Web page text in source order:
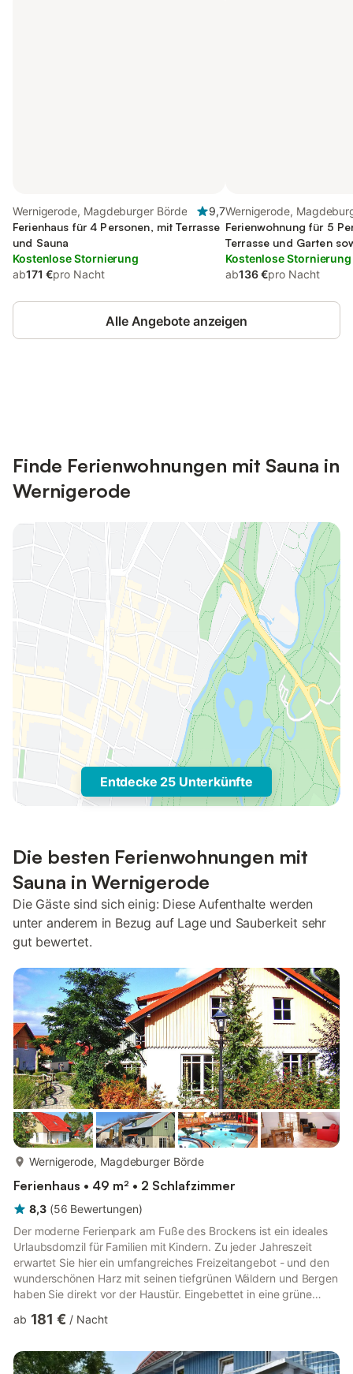
Wernigerode, Magdeburger Börde
9,7
Ferienhaus für 4 Personen, mit Terrasse
und Sauna
Kostenlose Stornierung
ab171 €pro Nacht
Wernigerode,
Ferienwohnung für 5
Terrasse und Garten
Kostenlose Stornierung
ab136 €pro Nacht
Alle Angebote anzeigen
Finde Ferienwohnungen mit Sauna in
Wernigerode
Entdecke 25 Unterkünfte
Die besten Ferienwohnungen mit
Sauna in Wernigerode
Die Gäste sind sich einig: Diese Aufenthalte werden
unter anderem in Bezug auf Lage und Sauberkeit sehr
gut bewertet.
Wernigerode, Magdeburger Börde
Ferienhaus • 49 m² • 2 Schlafzimmer
8,3 (56 Bewertungen)
Der moderne Ferienpark am Fuße des Brockens ist ein ideales
Urlaubsdomzil für Familien mit Kindern. Zu jeder Jahreszeit
erwartet Sie hier ein umfangreiches Freizeitangebot - und den
wunderschönen Harz mit seinen tiefgrünen Wäldern und Bergen
haben Sie direkt vor der Haustür. Eingebettet in eine grüne
Ferienhäuser und bieten Ihnen mit einer privaten Terrasse einen
einmal Ruhe wünschen, kuscheln Sie sich nach
ab 181 € / Nacht